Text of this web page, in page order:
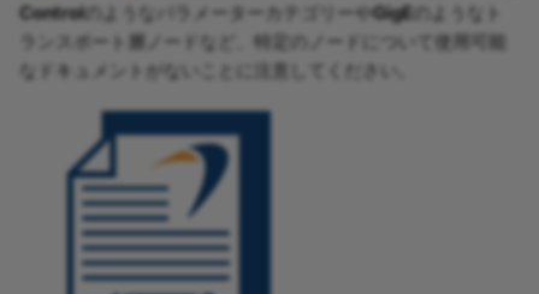
ControlのようなパラメーターカテゴリーやGigEのようなト
ランスポート層ノードなど、特定のノードについて使用可能
なドキュメントがないことに注意してください。